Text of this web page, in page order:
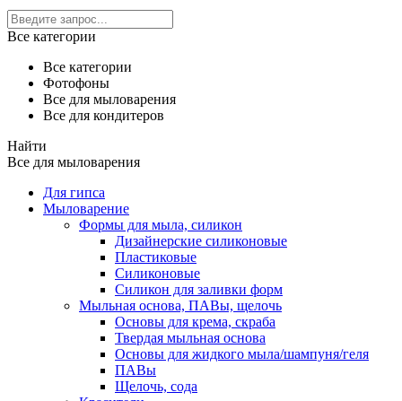
Все категории
Все категории
Фотофоны
Все для мыловарения
Все для кондитеров
Найти
Все для мыловарения
Для гипса
Мыловарение
Формы для мыла, силикон
Дизайнерские силиконовые
Пластиковые
Силиконовые
Силикон для заливки форм
Мыльная основа, ПАВы, щелочь
Основы для крема, скраба
Твердая мыльная основа
Основы для жидкого мыла/шампуня/геля
ПАВы
Щелочь, сода